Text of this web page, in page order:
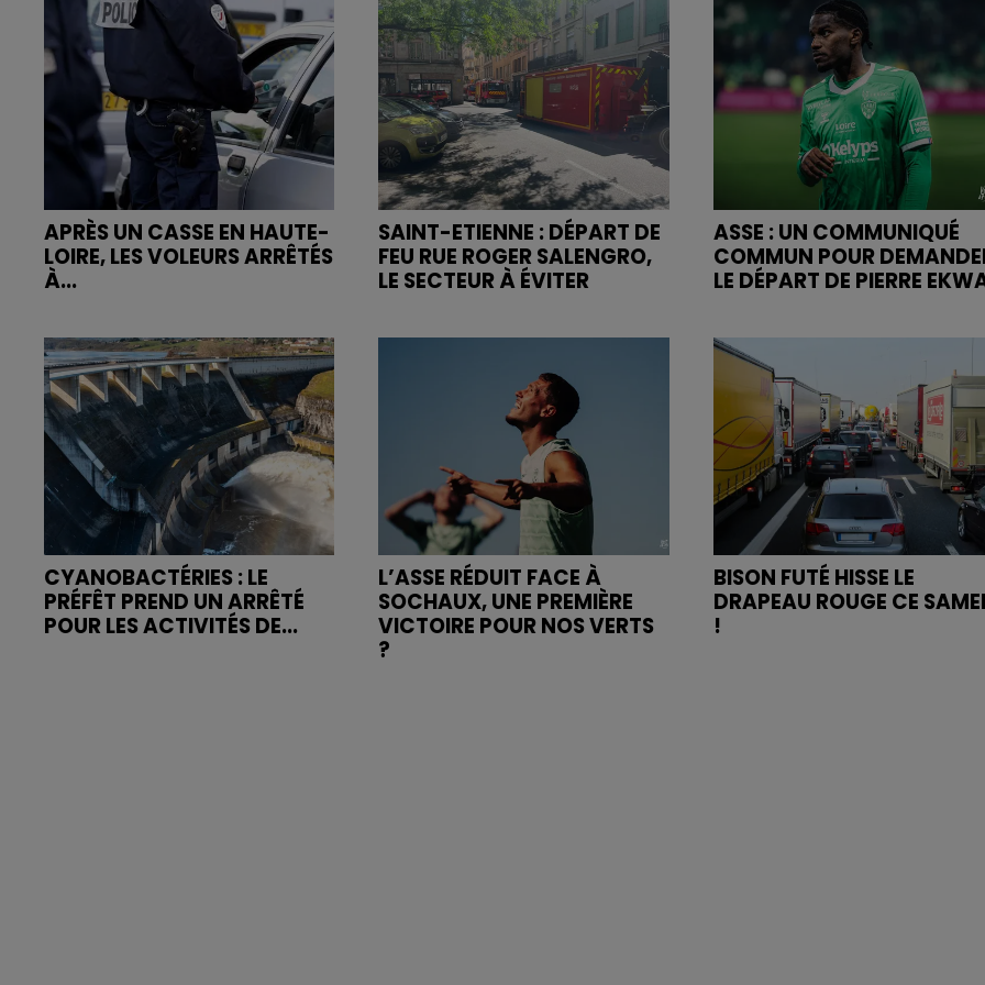
APRÈS UN CASSE EN HAUTE-
LOIRE, LES VOLEURS ARRÊTÉS
À...
SAINT-ETIENNE : DÉPART DE
FEU RUE ROGER SALENGRO,
LE SECTEUR À ÉVITER
ASSE : UN COMMUNIQUÉ
COMMUN POUR
LE DÉPART DE PIERRE
CYANOBACTÉRIES : LE
PRÉFÊT PREND UN ARRÊTÉ
POUR LES ACTIVITÉS DE...
L’ASSE RÉDUIT FACE À
SOCHAUX, UNE PREMIÈRE
VICTOIRE POUR NOS VERTS
?
BISON FUTÉ HISSE LE
DRAPEAU ROUGE CE
!